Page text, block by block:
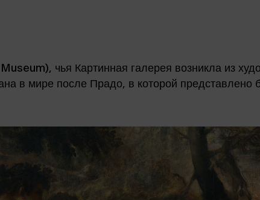
чья Картинная галерея возникла из
в мире после Прадо, в которой представлено